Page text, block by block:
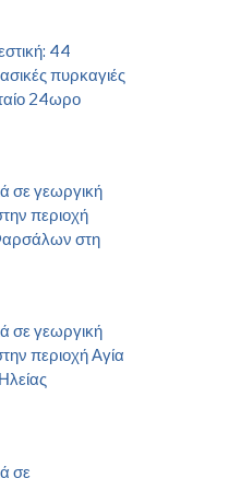
44
πυρκαγιές
24ωρο
σε γεωργική
περιοχή
στη
σε γεωργική
περιοχή Αγία
σε